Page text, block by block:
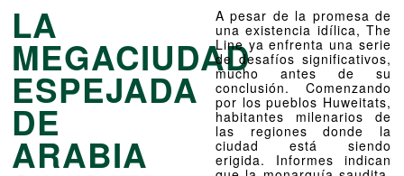
LA
MEGACIUDAD
ESPEJADA
DE
ARABIA
A pesar de la promesa de
una existencia idílica, The
Line ya enfrenta una serie
de desafíos significativos,
mucho antes de su
conclusión. Comenzando
por los pueblos Huweitats,
habitantes milenarios de
las regiones donde la
ciudad está siendo
erigida. Informes indican